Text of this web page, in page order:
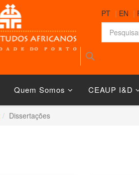
PT | EN |
Quem Somos CEAUP I&D
Dissertações